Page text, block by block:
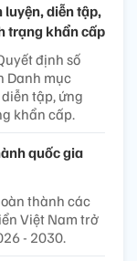
luyện, diễn tập,
trạng khẩn cấp
định số
Danh mục
tập, ứng
khẩn cấp.
quốc gia
thành các
Việt Nam trở
- 2030.